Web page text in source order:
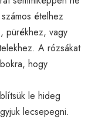
ételhez
pürékhez, vagy
A rózsákat
hogy
le hideg
lecsepegni.